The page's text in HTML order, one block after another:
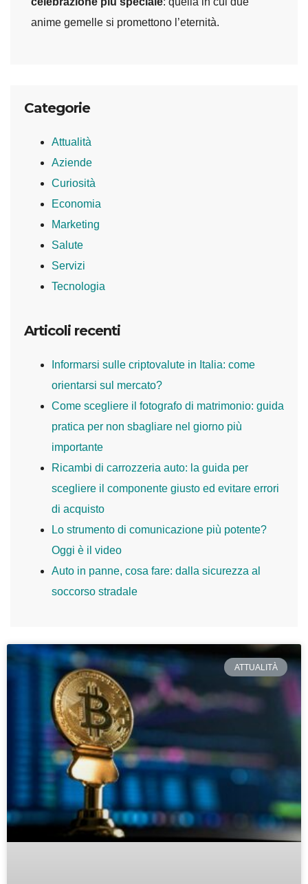
anime gemelle si promettono l’eternità.
Categorie
Attualità
Aziende
Curiosità
Economia
Marketing
Salute
Servizi
Tecnologia
Articoli recenti
Informarsi sulle criptovalute in Italia: come
orientarsi sul mercato?
Come scegliere il fotografo di matrimonio: guida
pratica per non sbagliare nel giorno più
importante
Ricambi di carrozzeria auto: la guida per
scegliere il componente giusto ed evitare errori
di acquisto
Lo strumento di comunicazione più potente?
Oggi è il video
Auto in panne, cosa fare: dalla sicurezza al
soccorso stradale
ATTUALITÀ